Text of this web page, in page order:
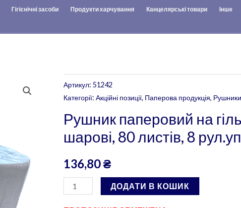
Гігієнічні засоби Продукти харчування Канцелярські товари
Інше
Артикул:51242
Категорії:Акційні позиції, Паперова продукція,
Рушник паперовий на
шарові, 80 листів, 8
136,80₴
Рушник
паперовий
гільзі
80
листів,
8
ДОДАТИ В КОШИК